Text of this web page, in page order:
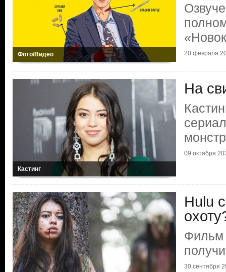
Фото/Видео 20 февраля
Кастинг
На
09 октября
Hulu
Фильм
30 сентября